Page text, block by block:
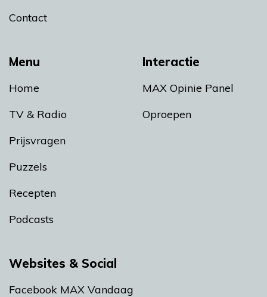
Menu
Home
TV & Radio
Prijsvragen
Puzzels
Recepten
Podcasts
Interactie
MAX Opinie Panel
Oproepen
Contact
Websites & Social
Facebook MAX Vandaag